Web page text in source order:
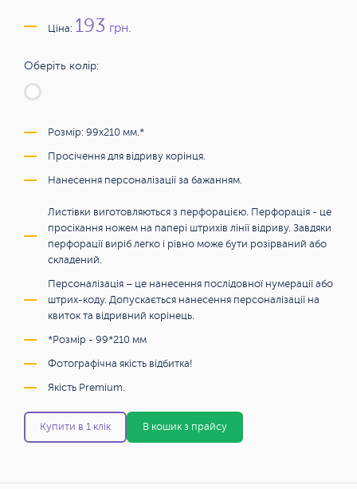
Ціна: 193 грн.
Оберіть колір:
Розмір: 99х210 мм.*
Просічення для відриву корінця.
Нанесення персоналізації за бажанням.
Листівки виготовляються з перфорацією. Перфорація - це
просікання ножем на папері штрихів лінії відриву. Завдяки
перфорації виріб легко і рівно може бути розірваний або
складений.
Персоналізація – це нанесення послідовної нумерації або
штрих-коду. Допускається нанесення персоналізації на
квиток та відривний корінець.
*Розмір - 99*210 мм
Фотографічна якість відбитка!
Якість Premium.
Купити в 1 клік В кошик з прайсу